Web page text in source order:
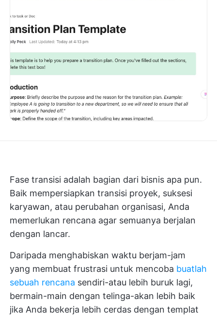
Fase transisi adalah bagian dari bisnis apa pun.
Baik mempersiapkan transisi proyek, suksesi
karyawan, atau perubahan organisasi, Anda
memerlukan rencana agar semuanya berjalan
dengan lancar.
Daripada menghabiskan waktu berjam-jam
yang membuat frustrasi untuk mencoba buatlah
sebuah rencana sendiri-atau lebih buruk lagi,
bermain-main dengan telinga-akan lebih baik
jika Anda bekerja lebih cerdas dengan templat